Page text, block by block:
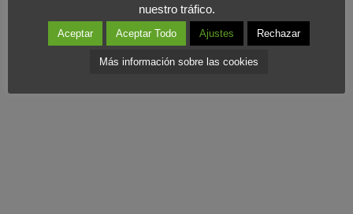
nuestro tráfico.
Aceptar Aceptar Todo Ajustes Rechazar
Más información sobre las cookies